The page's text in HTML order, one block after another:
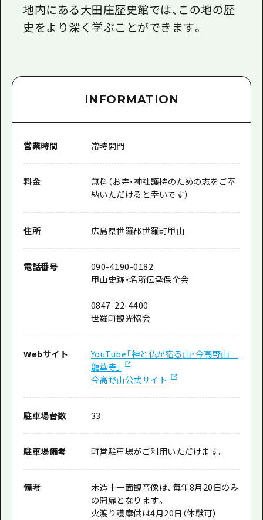
地内にある大田庄歴史館では、この地の歴
史をより深く学ぶことができます。
INFORMATION
営業時間 常時開門
料金
無料（お寺・神社護持のための志をご奉
納いただけると幸いです）
住所 広島県世羅郡世羅町甲山
電話番号
090-4190-0182
甲山史跡・名所伝承保全会
0847-22-4400
世羅町観光協会
Webサイト
YouTube「神と仏が宿る山・今高野山
龍華寺」
今高野山公式サイト
駐車場台数 33
駐車場備考 町営駐車場がご利用いただけます。
備考
木造十一面観音像は、毎年8月20日のみ
の開扉となります。
火渡り護摩供は4月20日（体験可）